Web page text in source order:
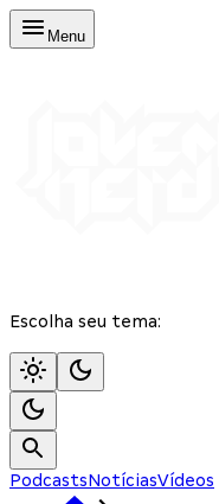
Menu
Escolha seu tema:
PodcastsNotíciasVídeos